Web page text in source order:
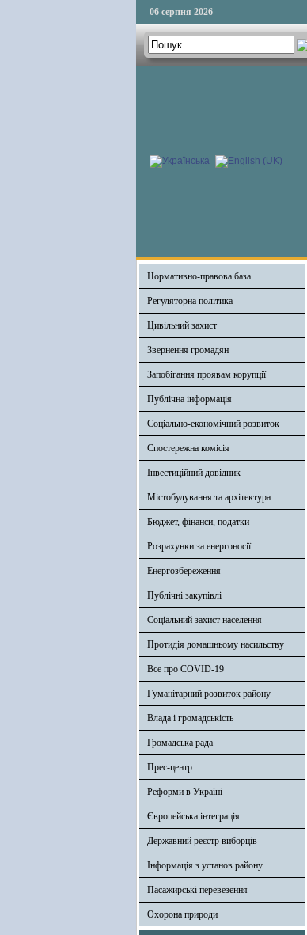
06 серпня 2026
Нормативно-правова база
Регуляторна політика
Цивільний захист
Звернення громадян
Запобігання проявам корупції
Публічна інформація
Соціально-економічний розвиток
Спостережна комісія
Інвестиційний довідник
Містобудування та архітектура
Бюджет, фінанси, податки
Розрахунки за енергоносії
Енергозбереження
Публічні закупівлі
Соціальний захист населення
Протидія домашньому насильству
Все про COVID-19
Гуманітарний розвиток району
Влада і громадськість
Громадська рада
Прес-центр
Реформи в Україні
Європейська інтеграція
Державний реєстр виборців
Інформація з установ району
Пасажирські перевезення
Охорона природи